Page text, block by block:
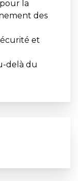
la
des
et
delà du